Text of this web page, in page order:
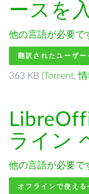
ースを
他の言語が必要で
翻訳されたユーザー
363 KB (Torrent,情
ライン
他の言語が必要で
オフラインで使える